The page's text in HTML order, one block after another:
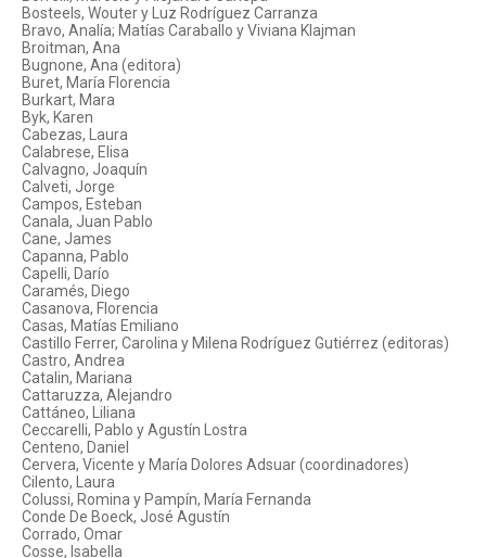
Bosteels, Wouter y Luz Rodríguez Carranza
Bravo, Analía; Matías Caraballo y Viviana Klajman
Broitman, Ana
Bugnone, Ana (editora)
Buret, María Florencia
Burkart, Mara
Byk, Karen
Cabezas, Laura
Calabrese, Elisa
Calvagno, Joaquín
Calveti, Jorge
Campos, Esteban
Canala, Juan Pablo
Cane, James
Capanna, Pablo
Capelli, Darío
Caramés, Diego
Casanova, Florencia
Casas, Matías Emiliano
Castillo Ferrer, Carolina y Milena Rodríguez Gutiérrez (editoras)
Castro, Andrea
Catalin, Mariana
Cattaruzza, Alejandro
Cattáneo, Liliana
Ceccarelli, Pablo y Agustín Lostra
Centeno, Daniel
Cervera, Vicente y María Dolores Adsuar (coordinadores)
Cilento, Laura
Colussi, Romina y Pampín, María Fernanda
Conde De Boeck, José Agustín
Corrado, Omar
Cosse, Isabella